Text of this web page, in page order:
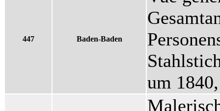
447 Baden-Baden
um